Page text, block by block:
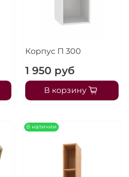
Корпус П 300
1 950 руб
В корзину
В наличии